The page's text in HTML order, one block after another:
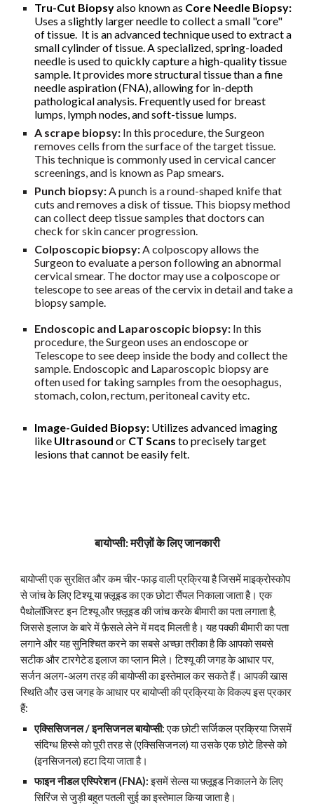
Tru-Cut Biopsyalso known as Core Needle Biopsy:
Uses a slightly larger needle to collect a small "core"
of tissue. It is an advanced technique used to extract a
small cylinder of tissue. A specialized, spring-loaded
needle is used to quickly capture a high-quality tissue
sample. It provides more structural tissue than a fine
needle aspiration (FNA), allowing for in-depth
pathological analysis. Frequently used for breast
lumps, lymph nodes, and soft-tissue lumps.
A scrape biopsy: In this procedure, the Surgeon
removes cells from the surface of the target tissue.
This technique iscommonly used incervical cancer
screenings, and is known as Pap smears.
Punch biopsy:A punch is a round-shaped knife that
cuts and removes a disk of tissue. This biopsy method
can collect deep tissue samples that doctors can
check forskin cancerprogression.
Colposcopic biopsy:Acolposcopyallows the
Surgeon to evaluate a person following an abnormal
cervical smear. The doctor may use a colposcope or
telescope to see areas of the cervix in detail and take a
biopsy sample.
Endoscopic and Laparoscopic biopsy: In this
procedure, the Surgeon uses an endoscope or
Telescope tosee deep inside the bodyand collect the
sample. Endoscopic and Laparoscopic biopsy are
often used for taking samples from the oesophagus,
stomach, colon, rectum, peritoneal cavity etc.
Image-Guided Biopsy: Utilizes advanced imaging
like Ultrasound or CT Scans to precisely target
lesions that cannot be easily felt.
बायोप्सी: मरीज़ों के लिए जानकारी
बायोप्सी एक सुरक्षित और कम चीर-फाड़ वाली प्रक्रिया है जिसमें माइक्रोस्कोप
से जांच के लिए टिश्यू या फ़्लूइड का एक छोटा सैंपल निकाला जाता है। एक
पैथोलॉजिस्ट इन टिश्यू और फ़्लूइड की जांच करके बीमारी का पता लगाता है,
जिससे इलाज के बारे में फ़ैसले लेने में मदद मिलती है। यह पक्की बीमारी का पता
लगाने और यह सुनिश्चित करने का सबसे अच्छा तरीका है कि आपको सबसे
सटीक और टारगेटेड इलाज का प्लान मिले। टिश्यू की जगह के आधार पर,
सर्जन अलग-अलग तरह की बायोप्सी का इस्तेमाल कर सकते हैं। आपकी खास
स्थिति और उस जगह के आधार पर बायोप्सी की प्रक्रिया के विकल्प इस प्रकार
हैं:
एक्सिसिजनल / इनसिजनल बायोप्सी:एक छोटी सर्जिकल प्रक्रिया जिसमें
संदिग्ध हिस्से को पूरी तरह से (एक्सिसिजनल) या उसके एक छोटे हिस्से को
(इनसिजनल) हटा दिया जाता है।
फाइन नीडल एस्पिरेशन (FNA):इसमें सेल्स या फ़्लूइड निकालने के लिए
सिरिंज से जुड़ी बहुत पतली सुई का इस्तेमाल किया जाता है।